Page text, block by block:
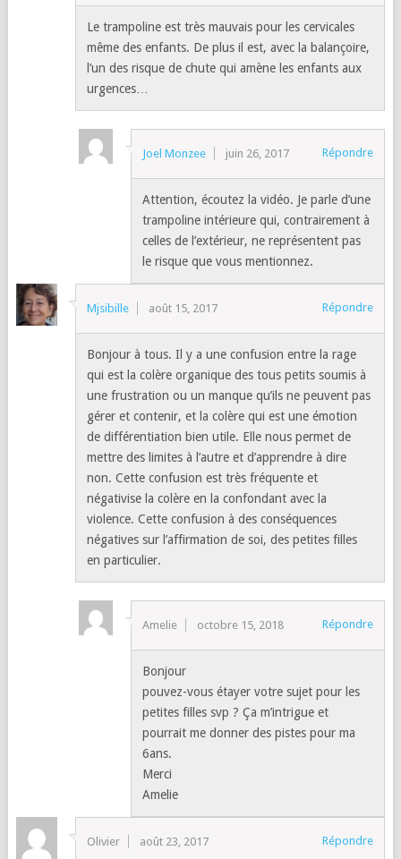
Le trampoline est très mauvais pour les cervicales
même des enfants. De plus il est, avec la balançoire,
l’un des risque de chute qui amène les enfants aux
urgences…
Joel Monzee juin 26, 2017 Répondre
Attention, écoutez la vidéo. Je parle d’une
trampoline intérieure qui, contrairement à
celles de l’extérieur, ne représentent pas
le risque que vous mentionnez.
Mjsibille août 15, 2017 Répondre
Bonjour à tous. Il y a une confusion entre la rage
qui est la colère organique des tous petits soumis à
une frustration ou un manque qu’ils ne peuvent pas
gérer et contenir, et la colère qui est une émotion
de différentiation bien utile. Elle nous permet de
mettre des limites à l’autre et d’apprendre à dire
non. Cette confusion est très fréquente et
négativise la colère en la confondant avec la
violence. Cette confusion à des conséquences
négatives sur l’affirmation de soi, des petites filles
en particulier.
Amelie octobre 15, 2018 Répondre
Bonjour
pouvez-vous étayer votre sujet pour les
petites filles svp ? Ça m’intrigue et
pourrait me donner des pistes pour ma
6ans.
Merci
Amelie
Olivier août 23, 2017 Répondre